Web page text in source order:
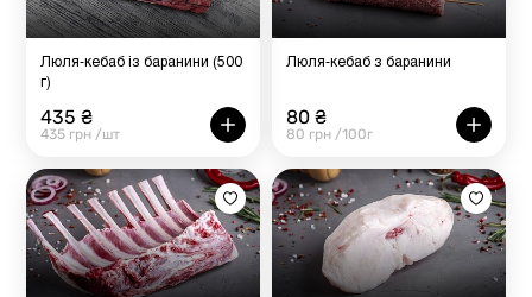
Люля-кебаб із баранини (500
г)
435 ₴
435 грн /шт
Люля-кебаб з баранини
80 ₴
80 грн /100г